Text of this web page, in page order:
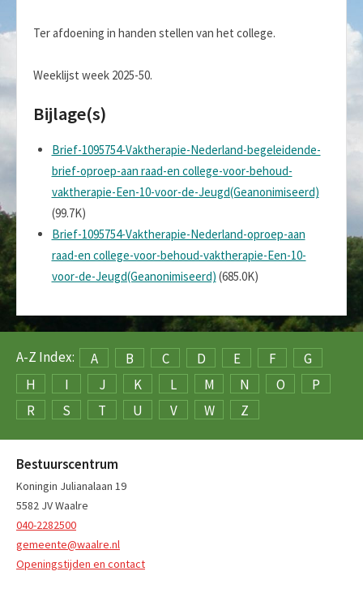
Ter afdoening in handen stellen van het college.
Weeklijst week 2025-50.
Bijlage(s)
Brief-1095754-Vaktherapie-Nederland-begeleidende-
brief-oproep-aan raad-en college-voor-behoud-
vaktherapie-Een-10-voor-de-Jeugd(Geanonimiseerd)
(99.7K)
Brief-1095754-Vaktherapie-Nederland-oproep-aan
raad-en college-voor-behoud-vaktherapie-Een-10-
voor-de-Jeugd(Geanonimiseerd) (685.0K)
A-Z Index: A B C D E F
G
H
I J K L M N O
P
R
S T U V W Z
Bestuurscentrum
Koningin Julianalaan 19
5582 JV Waalre
040-2282500
gemeente@waalre.nl
Openingstijden en contact